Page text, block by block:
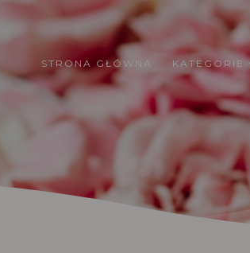
STRONA GŁÓWNA KATEGORIE